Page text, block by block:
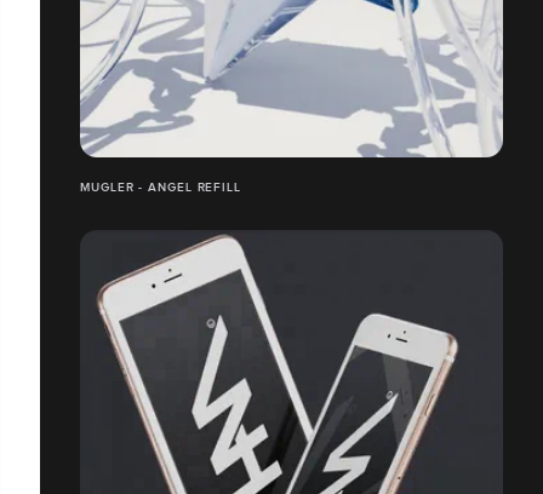
MUGLER - ANGEL REFILL